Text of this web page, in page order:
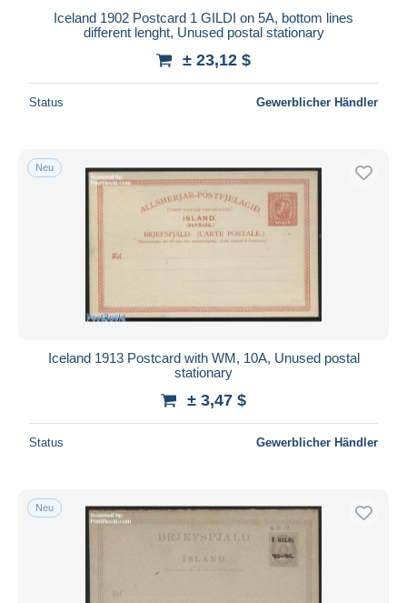
Iceland 1902 Postcard 1 GILDI on 5A, bottom lines
different lenght, Unused postal stationary
± 23,12 $
Status Gewerblicher Händler
Neu
Iceland 1913 Postcard with WM, 10A, Unused postal
stationary
± 3,47 $
Status Gewerblicher Händler
Neu